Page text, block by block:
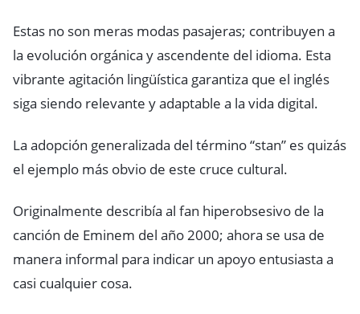
Estas no son meras modas pasajeras; contribuyen a
la evolución orgánica y ascendente del idioma. Esta
vibrante agitación lingüística garantiza que el inglés
siga siendo relevante y adaptable a la vida digital.
La adopción generalizada del término “stan” es quizás
el ejemplo más obvio de este cruce cultural.
Originalmente describía al fan hiperobsesivo de la
canción de Eminem del año 2000; ahora se usa de
manera informal para indicar un apoyo entusiasta a
casi cualquier cosa.